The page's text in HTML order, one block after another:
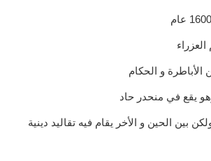
و الحكام
يقع في منحدر حاد
بين الحين و الأخر يقام فيه تقاليد دينية